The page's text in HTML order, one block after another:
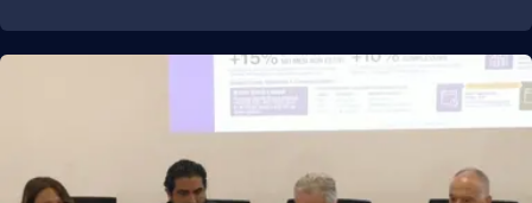
Sport
Good Morning Vietnam